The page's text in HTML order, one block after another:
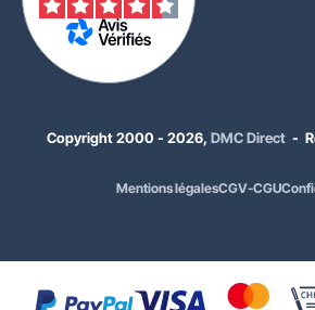
575,00 €HT
690,00 €
Copyright 2000 - 2026, DMC Direct -
Mentions légalesCGV-CGU